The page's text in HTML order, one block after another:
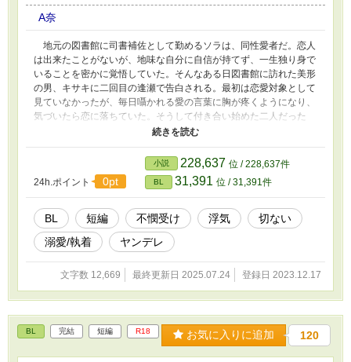
A奈
地元の図書館に司書補佐として勤めるソラは、同性愛者だ。恋人
は出来たことがないが、地味な自分に自信が持てず、一生独り身で
いることを密かに覚悟していた。そんなある日図書館に訪れた美形
の男、キサキに二回目の逢瀬で告白される。最初は恋愛対象として
見ていなかったが、毎日囁かれる愛の言葉に胸が疼くようになり、
気づいたら恋に落ちていた。そうして付き合い始めた二人だった
が、一週間後、キサキの浮気が発覚する。絶望に堕とされたソラは
いた。しかしソラの精神は段々と病んでいき…… ※地雷が多い方
はご注意ください。
24h.ポイント
0pt
小説 228,637 位 / 228,637件
BL 31,391 位 / 31,391件
BL 短編 不憫受け 浮気
切ない
溺愛/執着
ヤンデレ
文字数 12,669 最終更新日 2025.07.24 登録日 2023.12.17
BL 完結 短編 R18 お気に入りに追加 120